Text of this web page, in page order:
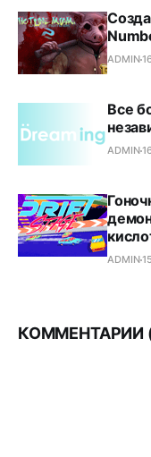
ADMIN
Все
ADMIN
ADMIN
КОММЕНТАРИИ